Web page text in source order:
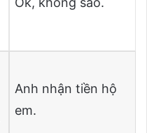
Anh nhận tiền hộ
em.